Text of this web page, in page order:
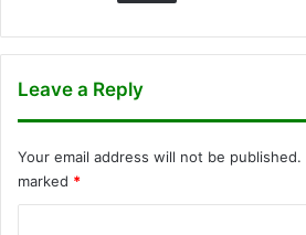
Leave a Reply
Your email address will not be published.
marked *